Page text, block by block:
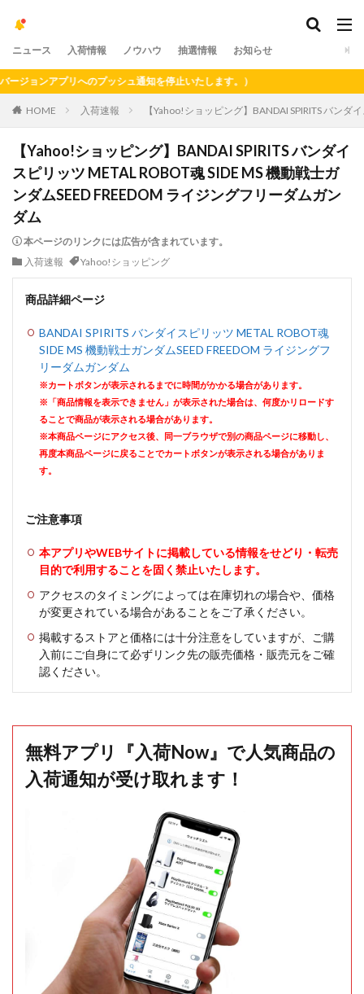
ニュース 入荷情報 ノウハウ 抽選情報 お知らせ
アプリへのプッシュ通知を停止いたします。）
HOME 入荷速報 【Yahoo!ショッピング】BANDAI SPIRITS バンダ
【Yahoo!ショッピング】BANDAI SPIRITS バンダイ
スピリッツ METAL ROBOT魂 SIDE MS 機動戦士ガ
ンダムSEED FREEDOM ライジングフリーダムガン
ダム
本ページのリンクには広告が含まれています。
入荷速報
Yahoo!ショッピング
商品詳細ページ
BANDAI SPIRITS バンダイスピリッツ METAL ROBOT魂
SIDE MS 機動戦士ガンダムSEED FREEDOM ライジングフ
リーダムガンダム
※カートボタンが表示されるまでに時間がかかる場合があります。
※「商品情報を表示できません」が表示された場合は、何度かリロードす
ることで商品が表示される場合があります。
※本商品ページにアクセス後、同一ブラウザで別の商品ページに移動し、
再度本商品ページに戻ることでカートボタンが表示される場合がありま
す。
ご注意事項
本アプリやWEBサイトに掲載している情報をせどり・転売
目的で利用することを固く禁止いたします。
アクセスのタイミングによっては在庫切れの場合や、価格
が変更されている場合があることをご了承ください。
掲載するストアと価格には十分注意をしていますが、ご購
入前にご自身にて必ずリンク先の販売価格・販売元をご確
認ください。
無料アプリ『入荷Now』で人気商品の
入荷通知が受け取れます！